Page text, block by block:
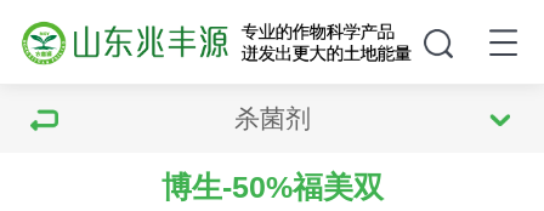
杀菌剂
博生-50%福美双